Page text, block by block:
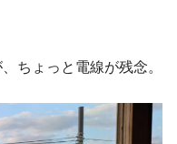
ちょっと電線が残念。